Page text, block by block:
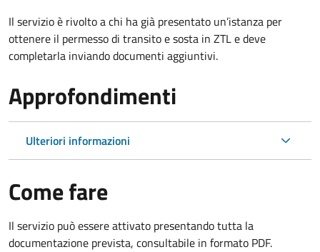
Il servizio è rivolto a chi ha già presentato un’istanza per
ottenere il permesso di transito e sosta in ZTL e deve
completarla inviando documenti aggiuntivi.
Approfondimenti
Ulteriori informazioni
Come fare
Il servizio può essere attivato presentando tutta la
documentazione prevista, consultabile in formato PDF.